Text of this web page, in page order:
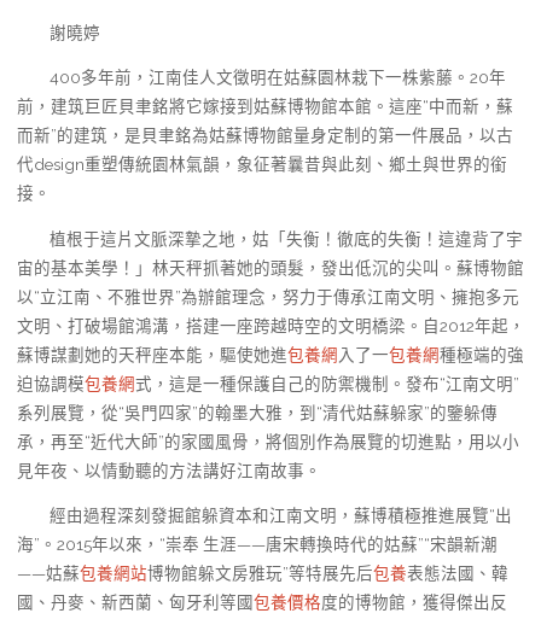
謝曉婷
400多年前，江南佳人文徵明在姑蘇園林栽下一株紫藤。20年
前，建筑巨匠貝聿銘將它嫁接到姑蘇博物館本館。這座“中而新，蘇
而新”的建筑，是貝聿銘為姑蘇博物館量身定制的第一件展品，以古
代design重塑傳統園林氣韻，象征著曩昔與此刻、鄉土與世界的銜
接。
植根于這片文脈深摯之地，姑「失衡！徹底的失衡！這違背了宇
宙的基本美學！」林天秤抓著她的頭髮，發出低沉的尖叫。蘇博物館
以“立江南、不雅世界”為辦館理念，努力于傳承江南文明、擁抱多元
文明、打破場館鴻溝，搭建一座跨越時空的文明橋梁。自2012年起，
蘇博謀劃她的天秤座本能，驅使她進包養網 入了一包養網種極端的強
迫協調模包養網式，這是一種保護自己的防禦機制。發布“江南文明”
系列展覽，從“吳門四家”的翰墨大雅，到“清代姑蘇躲家”的鑒躲傳
承，再至“近代大師”的家國風骨，將個別作為展覽的切進點，用以小
見年夜、以情動聽的方法講好江南故事。
經由過程深刻發掘館躲資本和江南文明，蘇博積極推進展覽“出
海”。2015年以來，“崇奉 生涯——唐宋轉換時代的姑蘇”“宋韻新潮
——姑蘇包養網站博物館躲文房雅玩”等特展先后包養表態法國、韓
國、丹麥、新西蘭、匈牙利等國包養價格度的博物館，獲得傑出反